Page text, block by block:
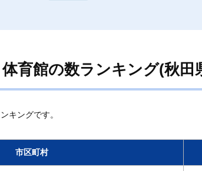
育館の数ランキング(秋田
キングです。
市区町村